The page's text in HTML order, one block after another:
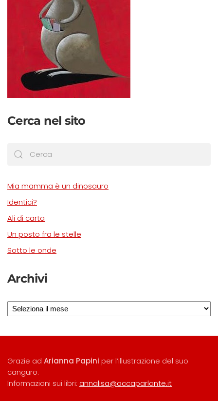
Cerca nel sito
Mia mamma è un dinosauro
Identici?
Ali di carta
Un posto fra le stelle
Sotto le onde
Archivi
Archivi
Grazie ad Arianna Papini per l’illustrazione del suo
canguro.
Informazioni sui libri: annalisa@accaparlante.it